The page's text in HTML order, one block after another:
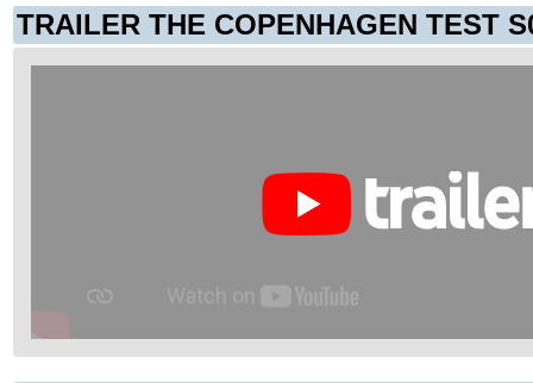
TRAILER THE COPENHAGEN TEST